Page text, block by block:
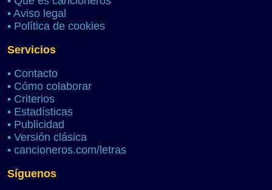
• Aviso legal
• Política de cookies
Servicios
• Contacto
• Cómo colaborar
• Criterios
• Estadísticas
• Publicidad
• Versión clásica
• cancioneros.com/letras
Síguenos